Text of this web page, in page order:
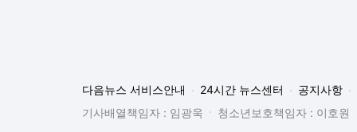
다음뉴스 서비스안내 24시간 뉴스센터 공지사항
기사배열책임자 : 임광욱
청소년보호책임자 : 이호원